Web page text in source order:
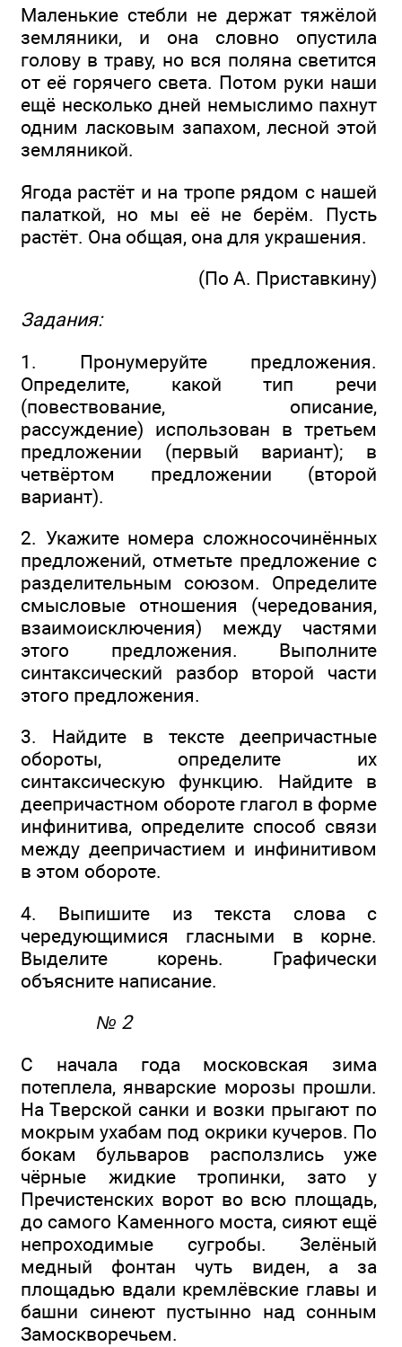
Маленькие стебли не держат тяжёлой
земляники, и она словно опустила
голову в траву, но вся поляна светится
от её горячего света. Потом руки наши
ещё несколько дней немыслимо пахнут
одним ласковым запахом, лесной этой
земляникой.
Ягода растёт и на тропе рядом с нашей
палаткой, но мы её не берём. Пусть
растёт. Она общая, она для украшения.
(По А. Приставкину)
Задания:
1. Пронумеруйте предложения.
Определите, какой тип речи
(повествование, описание,
рассуждение) использован в третьем
предложении (первый вариант); в
четвёртом предложении (второй
вариант).
2. Укажите номера сложносочинённых
предложений, отметьте предложение с
разделительным союзом. Определите
смысловые отношения (чередования,
взаимоисключения) между частями
этого предложения. Выполните
синтаксический разбор второй части
этого предложения.
3. Найдите в тексте деепричастные
обороты, определите их
синтаксическую функцию. Найдите в
деепричастном обороте глагол в форме
инфинитива, определите способ связи
между деепричастием и инфинитивом
в этом обороте.
4. Выпишите из текста слова с
чередующимися гласными в корне.
Выделите корень. Графически
объясните написание.
№ 2
С начала года московская зима
потеплела, январские морозы прошли.
На Тверской санки и возки прыгают по
мокрым ухабам под окрики кучеров. По
бокам бульваров расползлись уже
чёрные жидкие тропинки, зато у
Пречистенских ворот во всю площадь,
до самого Каменного моста, сияют ещё
непроходимые сугробы. Зелёный
медный фонтан чуть виден, а за
площадью вдали кремлёвские главы и
башни синеют пустынно над сонным
Замоскворечьем.